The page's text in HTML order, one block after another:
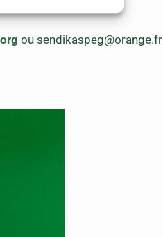
ou sendikaspeg@orange.fr